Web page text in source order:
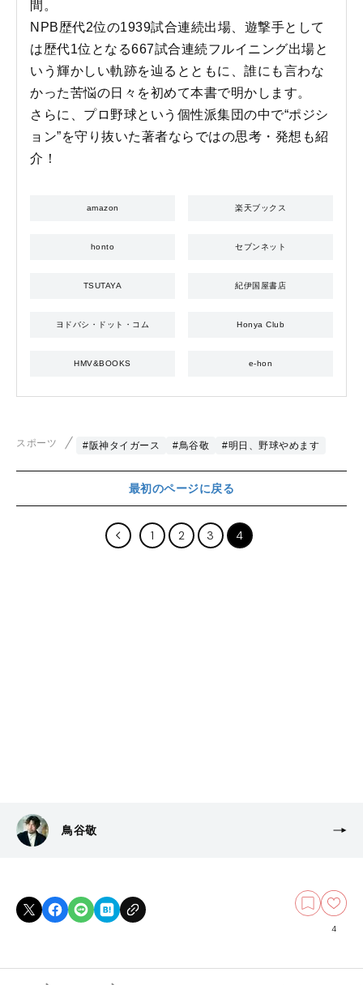
間。
NPB歴代2位の1939試合連続出場、遊撃手として
は歴代1位となる667試合連続フルイニング出場と
いう輝かしい軌跡を辿るとともに、誰にも言わな
かった苦悩の日々を初めて本書で明かします。
さらに、プロ野球という個性派集団の中で“ポジシ
ョン”を守り抜いた著者ならではの思考・発想も紹
介！
amazon 楽天ブックス
honto セブンネット
TSUTAYA 紀伊国屋書店
ヨドバシ・ドット・コム Honya Club
HMV&BOOKS e-hon
スポーツ #阪神タイガース #鳥谷敬 #明日、野球やめます
最初のページに戻る
1 2 3 4
鳥谷敬
4